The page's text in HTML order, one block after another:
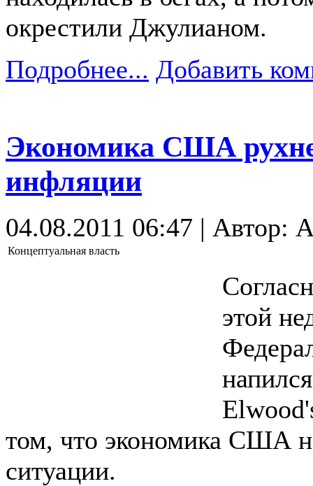
окрестили Джулианом.
Подробнее... Добавить
Экономика США
инфляции
04.08.2011 06:47 | Автор:
Концептуальная власть
этой
том, что экономика США
ситуации.